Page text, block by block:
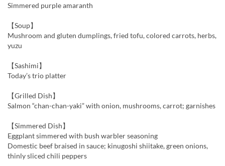
Simmered purple amaranth
【Soup】
Mushroom and gluten dumplings, fried tofu, colored carrots, herbs,
yuzu
【Sashimi】
Today’s trio platter
【Grilled Dish】
Salmon “chan-chan-yaki” with onion, mushrooms, carrot; garnishes
【Simmered Dish】
Eggplant simmered with bush warbler seasoning
Domestic beef braised in sauce; kinugoshi shiitake, green onions,
thinly sliced chili peppers